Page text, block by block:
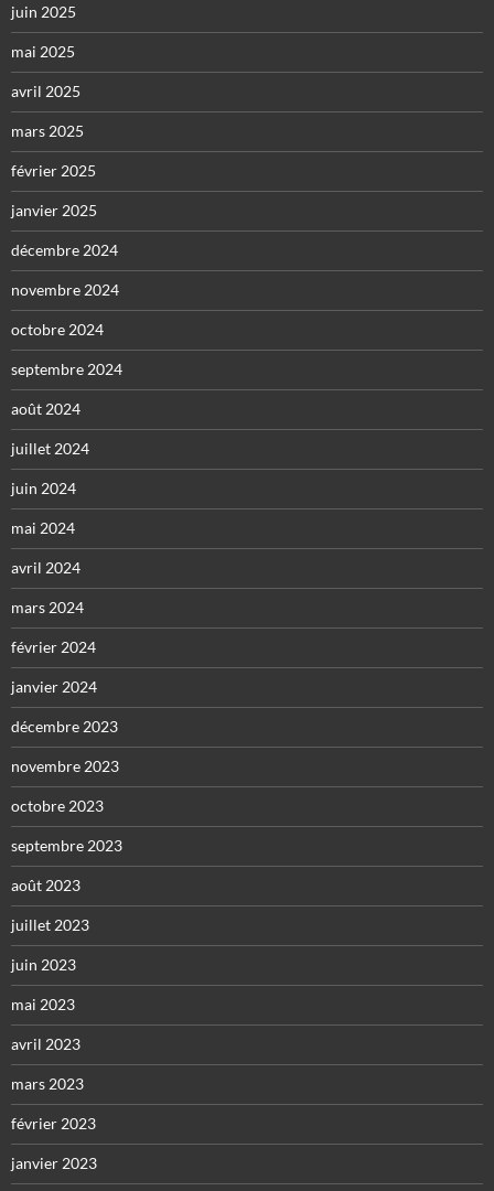
juin 2025
mai 2025
avril 2025
mars 2025
février 2025
janvier 2025
décembre 2024
novembre 2024
octobre 2024
septembre 2024
août 2024
juillet 2024
juin 2024
mai 2024
avril 2024
mars 2024
février 2024
janvier 2024
décembre 2023
novembre 2023
octobre 2023
septembre 2023
août 2023
juillet 2023
juin 2023
mai 2023
avril 2023
mars 2023
février 2023
janvier 2023